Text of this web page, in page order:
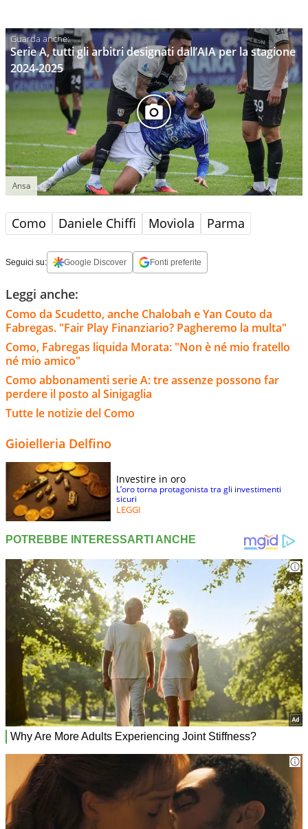
Serie A, tutti gli arbitri designati dall’AIA per la stagione
2024-2025
Ansa
Como Daniele Chiffi Moviola Parma
Seguici su: Google Discover Fonti preferite
Leggi anche:
Como da Scudetto, anche Chalobah e Yan Couto da
Fabregas. "Fair Play Finanziario? Pagheremo la multa"
Como, Fabregas liquida Morata: "Non è né mio fratello
né mio amico"
Como abbonamenti serie A: tre assenze possono far
perdere il posto al Sinigaglia
Tutte le notizie del Como
Gioielleria Delfino
Investire in oro
L’oro torna protagonista tra gli investimenti
sicuri
LEGGI